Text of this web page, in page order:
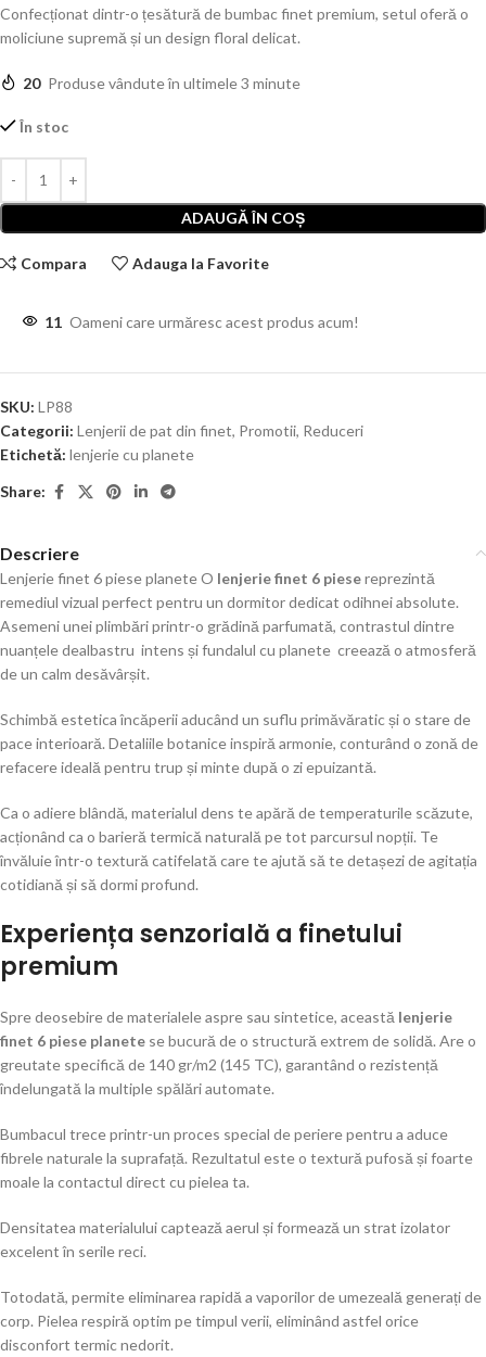
Confecționat dintr-o țesătură de bumbac finet premium, setul oferă o
moliciune supremă și un design floral delicat.
20 Produse vândute în ultimele 3 minute
În stoc
ADAUGĂ ÎN COȘ
Compara Adauga la Favorite
11 Oameni care urmăresc acest produs acum!
SKU: LP88
Categorii: Lenjerii de pat din finet, Promotii, Reduceri
Etichetă: lenjerie cu planete
Share:
Descriere
Lenjerie finet 6 piese planete O lenjerie finet 6 piesereprezintă
remediul vizual perfect pentru un dormitor dedicat odihnei absolute.
Asemeni unei plimbări printr-o grădină parfumată, contrastul dintre
nuanțele dealbastru intens și fundalul cu planete creează o atmosferă
de un calm desăvârșit.
Schimbă estetica încăperii aducând un suflu primăvăratic și o stare de
pace interioară. Detaliile botanice inspiră armonie, conturând o zonă de
refacere ideală pentru trup și minte după o zi epuizantă.
Ca o adiere blândă, materialul dens te apără de temperaturile scăzute,
acționând ca o barieră termică naturală pe tot parcursul nopții. Te
învăluie într-o textură catifelată care te ajută să te detașezi de agitația
cotidiană și să dormi profund.
Experiența senzorială a finetului
premium
Spre deosebire de materialele aspre sau sintetice, această lenjerie
finet 6 piese planete se bucură de o structură extrem de solidă. Are o
greutate specifică de 140 gr/m2 (145 TC), garantând o rezistență
îndelungată la multiple spălări automate.
Bumbacul trece printr-un proces special de periere pentru a aduce
fibrele naturale la suprafață. Rezultatul este o textură pufosă și foarte
moale la contactul direct cu pielea ta.
Densitatea materialului captează aerul și formează un strat izolator
excelent în serile reci.
Totodată, permite eliminarea rapidă a vaporilor de umezeală generați de
corp. Pielea respiră optim pe timpul verii, eliminând astfel orice
disconfort termic nedorit.